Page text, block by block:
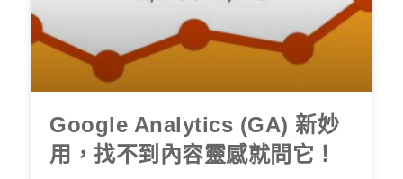
Google Analytics (GA) 新妙
用，找不到內容靈感就問它！